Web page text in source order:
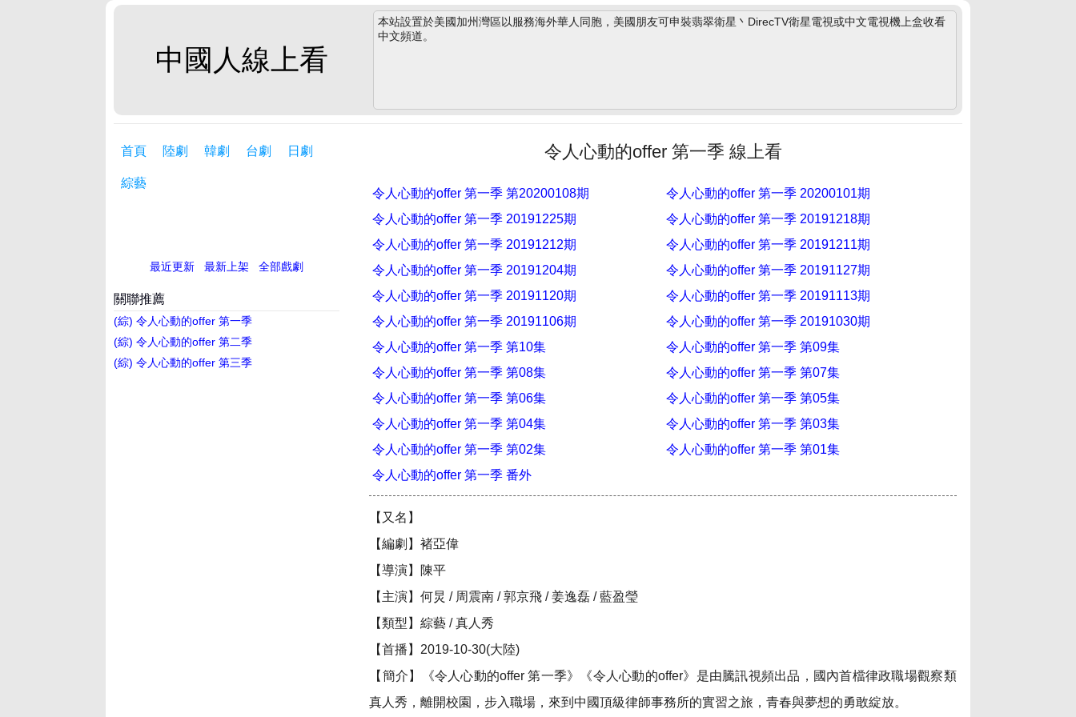
中國人線上看
本站設置於美國加州灣區以服務海外華人同胞，美國朋友可申裝翡翠衛星丶DirecTV衛星電視或中文電視機上盒收看
中文頻道。
首頁 陸劇 韓劇 台劇 日劇
綜藝
最近更新 最新上架 全部戲劇
令人心動的offer 第一季 線上看
令人心動的offer 第一季 第20200108期
令人心動的offer 第一季 20200101期
令人心動的offer 第一季 20191225期
令人心動的offer 第一季 20191218期
令人心動的offer 第一季 20191212期
令人心動的offer 第一季 20191211期
令人心動的offer 第一季 20191204期
令人心動的offer 第一季 20191127期
令人心動的offer 第一季 20191120期
令人心動的offer 第一季 20191113期
令人心動的offer 第一季 20191106期
令人心動的offer 第一季 20191030期
令人心動的offer 第一季 第10集
令人心動的offer 第一季 第09集
令人心動的offer 第一季 第08集
令人心動的offer 第一季 第07集
令人心動的offer 第一季 第06集
令人心動的offer 第一季 第05集
令人心動的offer 第一季 第04集
令人心動的offer 第一季 第03集
令人心動的offer 第一季 第02集
令人心動的offer 第一季 第01集
令人心動的offer 第一季 番外
【又名】
【編劇】褚亞偉
【導演】陳平
【主演】何炅 / 周震南 / 郭京飛 / 姜逸磊 / 藍盈瑩
【類型】綜藝 / 真人秀
【首播】2019-10-30(大陸)
【簡介】《令人心動的offer 第一季》《令人心動的offer》是由騰訊視頻出品，國內首檔律政職場觀察類
真人秀，離開校園，步入職場，來到中國頂級律師事務所的實習之旅，青春與夢想的勇敢綻放。
關聯推薦
(綜) 令人心動的offer 第一季
(綜) 令人心動的offer 第二季
(綜) 令人心動的offer 第三季